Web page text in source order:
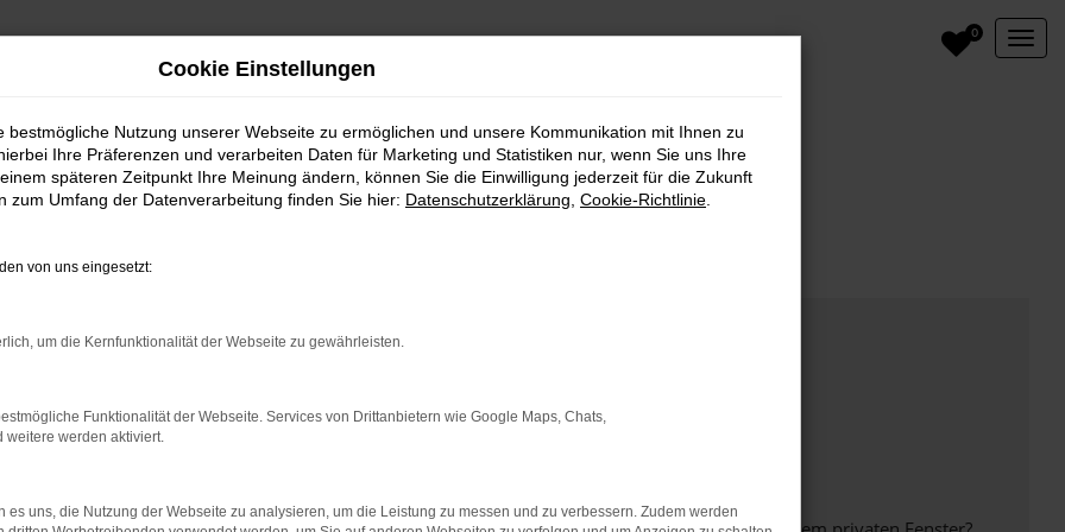
0
Cookie Einstellungen
bestmögliche Nutzung unserer Webseite zu ermöglichen und unsere Kommunikation mit Ihnen zu
Ihre Präferenzen und verarbeiten Daten für Marketing und Statistiken nur, wenn Sie uns Ihre
späteren Zeitpunkt Ihre Meinung ändern, können Sie die Einwilligung jederzeit für die Zukunft
zum Umfang der Datenverarbeitung finden Sie hier: Datenschutzerklärung Cookie-Richtlinie
von uns eingesetzt:
um die Kernfunktionalität der Webseite zu gewährleisten.
Funktionalität der Webseite. Services von Drittanbietern wie Google Maps, Chats,
weitere werden aktiviert.
es uns, die Nutzung der Webseite zu analysieren, um die Leistung zu messen und zu verbessern. Zudem werden